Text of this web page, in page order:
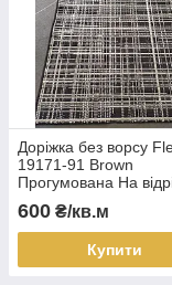
Доріжка без ворсу
19171-91 Brown
Прогумована На
0.8м, 1м, 1.2м, 1.5м,
600 ₴/кв.м
Купити